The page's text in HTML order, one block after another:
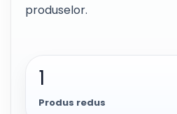
produselor.
1
Produs redus